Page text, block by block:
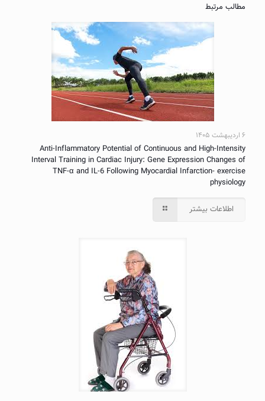
مطالب مرتبط
۶ اردیبهشت ۱۴۰۵
Anti-Inflammatory Potential of Continuous and High-Intensity
Interval Training in Cardiac Injury: Gene Expression Changes of
TNF-α and IL-6 Following Myocardial Infarction- exercise
physiology
اطلاعات بیشتر